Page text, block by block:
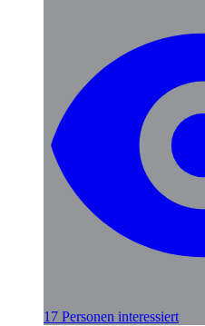
17 Personen interessiert